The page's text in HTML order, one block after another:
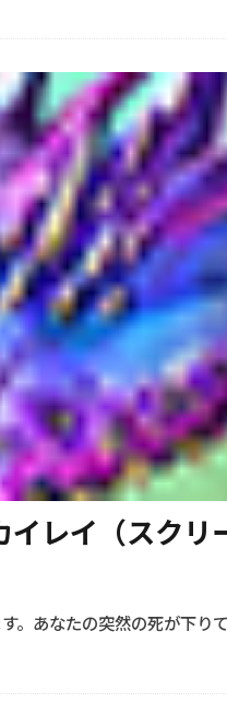
レイ（スクリ
。あなたの突然の死が下りて